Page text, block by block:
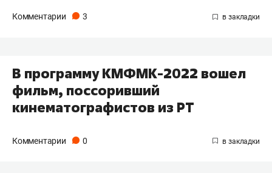
Комментарии 3
В программу КМФМК-2022 вошел
фильм, поссоривший
кинематографистов из РТ
Комментарии 0